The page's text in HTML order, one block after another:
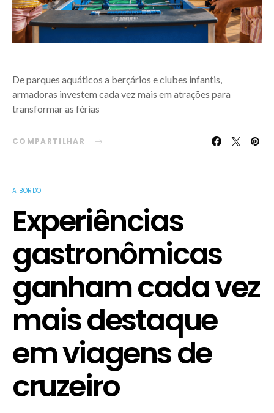
De parques aquáticos a berçários e clubes infantis,
armadoras investem cada vez mais em atrações para
transformar as férias
COMPARTILHAR
A BORDO
Experiências
gastronômicas
ganham cada vez
mais destaque
em viagens de
cruzeiro